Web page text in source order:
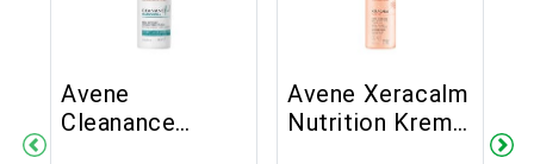
Avene
Cleanance
Avene Xeracalm
Nutrition Krema